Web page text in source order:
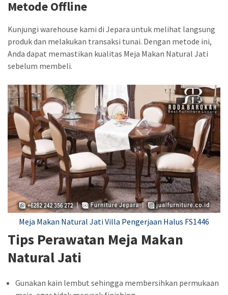
Metode Offline
Kunjungi warehouse kami di Jepara untuk melihat langsung
produk dan melakukan transaksi tunai. Dengan metode ini,
Anda dapat memastikan kualitas Meja Makan Natural Jati
sebelum membeli.
Meja Makan Natural Jati Villa Pengerjaan Halus FS1446
Tips Perawatan Meja Makan
Natural Jati
Gunakan kain lembut sehingga membersihkan permukaan